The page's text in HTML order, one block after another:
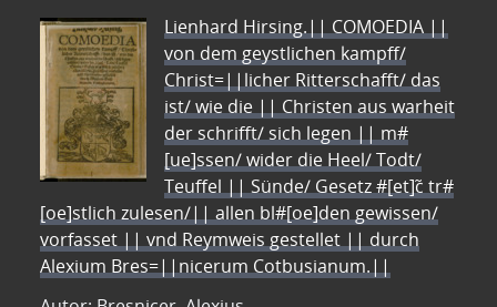
Lienhard Hirsing.|| COMOEDIA ||
von dem geystlichen kampff/
Christ=||licher Ritterschafft/ das
ist/ wie die || Christen aus warheit
der schrifft/ sich legen || m#
[ue]ssen/ wider die Heel/ Todt/
Teuffel || Sünde/ Gesetz #[et]c̃ tr#
[oe]stlich zulesen/|| allen bl#[oe]den gewissen/
vorfasset || vnd Reymweis gestellet || durch
Alexium Bres=||nicerum Cotbusianum.||